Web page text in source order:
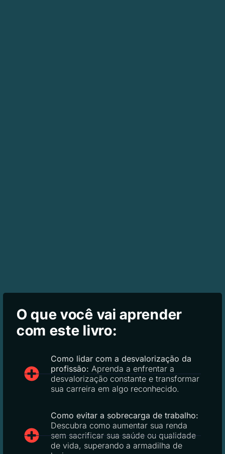
O que você vai aprender
com este livro:
Como lidar com a desvalorização da
profissão: Aprenda a enfrentar a
desvalorização constante e transformar
sua carreira em algo reconhecido.
Como evitar a sobrecarga de trabalho:
Descubra como aumentar sua renda
sem sacrificar sua saúde ou qualidade
de vida, superando a armadilha de